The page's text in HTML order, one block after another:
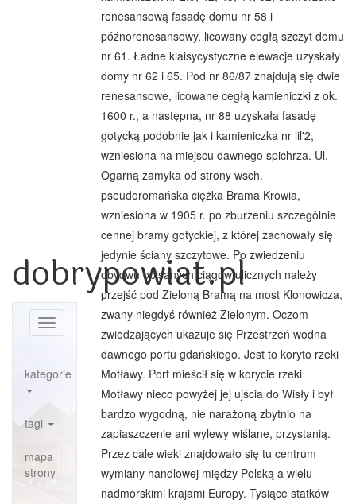
dobrypowiat.pl
Toggle
navigation
kategorie
tagi
mapa
strony
renesansową fasadę domu nr 58 i
późnorenesansowy, licowany cegłą szczyt domu
nr 61. Ładne klaisycystyczne elewacje uzyskały
domy nr 62 i 65. Pod nr 86/87 znajdują się dwie
renesansowe, licowane cegłą kamieniczki z ok.
1600 r., a następna, nr 88 uzyskała fasadę
gotycką podobnie jak i kamieniczka nr lil'2,
wzniesiona na miejscu dawnego spichrza. Ul.
Ogarną zamyka od strony wsch.
pseudoromańska ciężka Brama Krowia,
wzniesiona w 1905 r. po zburzeniu szczególnie
cennej bramy gotyckiej, z której zachowały się
jedynie ściany szczytowe. Po zwiedzeniu
obydwu opisanych ciągów ulicznych należy
przejść pod Zieloną Bramą na most Klonowicza,
zwany niegdyś również Zielonym. Oczom
zwiedzających ukazuje się Przestrzeń wodna
dawnego portu gdańskiego. Jest to koryto rzeki
Motławy. Port mieścił się w korycie rzeki
Motławy nieco powyżej jej ujścia do Wisły i był
bardzo wygodną, nie narażoną zbytnio na
zapiaszczenie ani wylewy wiślane, przystanią.
Przez cale wieki znajdowało się tu centrum
wymiany handlowej między Polską a wielu
nadmorskimi krajami Europy. Tysiące statków